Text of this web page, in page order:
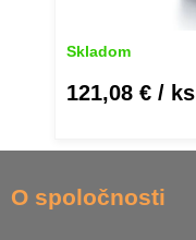
Skladom
121,08 € / ks
O spoločnosti